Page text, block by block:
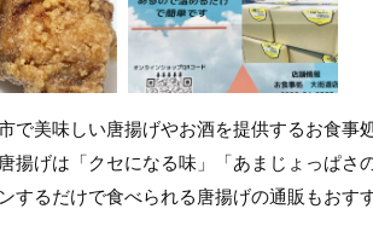
で美味しい唐揚げやお酒を提供するお食事処
揚げは「クセになる味」「あまじょっぱさ
するだけで食べられる唐揚げの通販もおす